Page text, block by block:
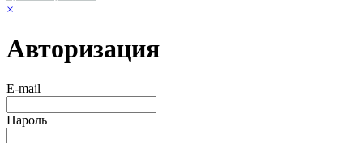
×
Авторизация
E-mail
Пароль